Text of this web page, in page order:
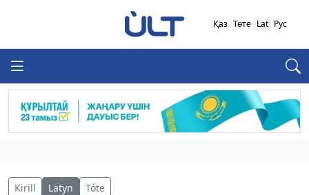
Қаз Төте Lat Рус
Kirill Latyn Tóte